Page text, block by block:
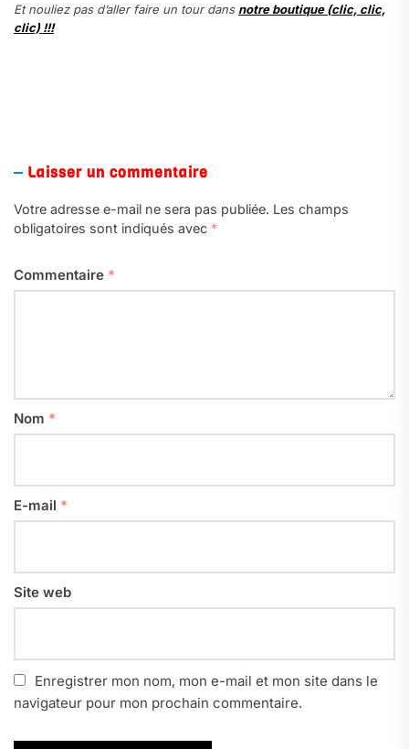
Et nouliez pas d’aller faire un tour dans notre boutique (clic, clic,
clic) !!!
Laisser un commentaire
Votre adresse e-mail ne sera pas publiée. Les champs
obligatoires sont indiqués avec *
Commentaire *
Nom *
E-mail *
Site web
Enregistrer mon nom, mon e-mail et mon site dans le
navigateur pour mon prochain commentaire.